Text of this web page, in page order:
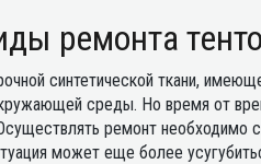
ремонта
синтетической ткани,
среды. Но время от
ремонт необходимо
может еще более